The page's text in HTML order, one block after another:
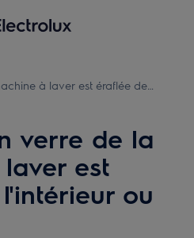
à laver est éraflée de
verre de la
est
ou